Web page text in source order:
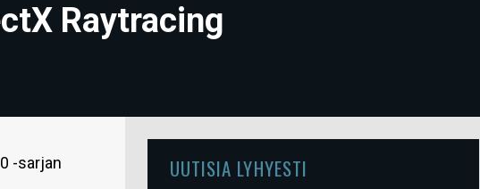
Raytracing
-sarjan
UUTISIA LYHYESTI